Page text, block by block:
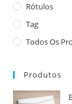
Rótulos
Tag
Todos Os
Produtos